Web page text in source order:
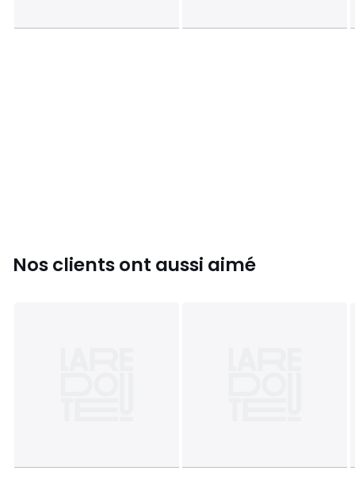
Nos clients ont aussi aimé